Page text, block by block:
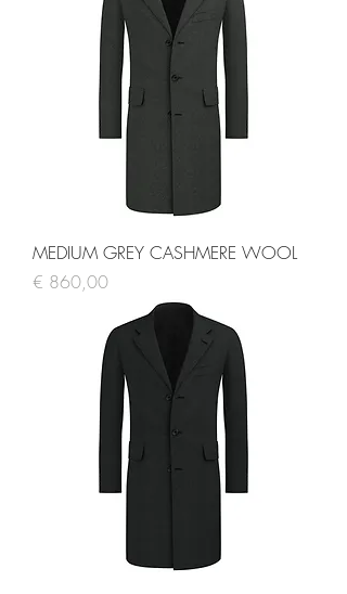
MEDIUM GREY CASHMERE WOOL
Prijs
€ 860,00